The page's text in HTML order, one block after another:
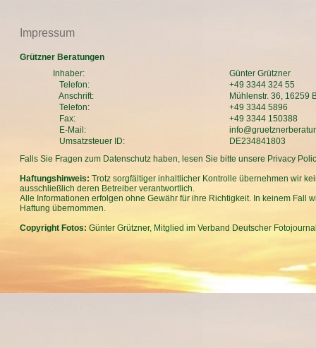
Impressum
Grützner Beratungen
Inhaber:
Günter Grützner
Telefon:
+49 3344 324 55
Anschrift:
Mühlenstr. 36, 16259
Telefon:
+49 3344 5896
Fax:
+49 3344 150388
E-Mail:
Umsatzsteuer ID:
DE234841803
Falls Sie Fragen zum Datenschutz haben, lesen Sie bitte unsere Privacy
Haftungshinweis: Trotz sorgfältiger inhaltlicher Kontrolle übernehmen wir
ausschließlich deren Betreiber verantwortlich.
Alle Informationen erfolgen ohne Gewähr für ihre Richtigkeit. In keinem Fall
Haftung übernommen.
Copyright Fotos: Günter Grützner, Mitglied im Verband Deutscher